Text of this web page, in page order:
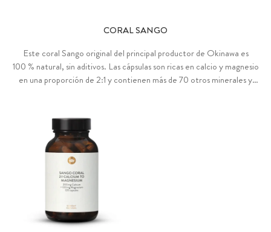
CORAL SANGO
Este coral Sango original del principal productor de Okinawa es
100 % natural, sin aditivos. Las cápsulas son ricas en calcio y magnesio
en una proporción de 2:1 y contienen más de 70 otros minerales y